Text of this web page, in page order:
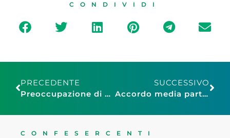
CONDIVIDI
PRECEDENTE
Preoccupazione di Confesercenti Emilia Romagna per i dati sulle piccole imprese commerciali
SUCCESSIVO
Accordo media partnership tra Federfranchising e Start Franchising
CONFESERCENTI